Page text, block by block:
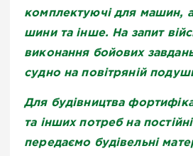
комплектуючі для машин,
шини та інше. На запит
виконання бойових
судно на повітряній
Для будівництва
та інших потреб на
передаємо будівельні